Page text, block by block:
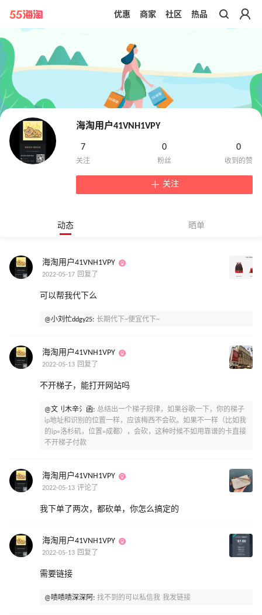
带你去官网买正品
优惠 商家 社区 热品
海淘用户41VNH1VPY
7 0 0
关注
动态 晒单
海淘用户41VNH1VPY
2022-05-17 回复了
可以帮我代下么
@小刘忙ddgy25: 长期代下~便宜代下~
海淘用户41VNH1VPY
2022-05-13 回复了
不开梯子，能打开网站吗
@文刂木辛氵函: 总结出一个梯子规律，如果谷歌一下，你的梯子
ip地址和识别的位置一样，应该梅西不会砍。如果不一样（比如我
的ip=洛杉矶，位置=成都），会砍，这种时候不如用靠谱的卡直接
不开梯子付款
海淘用户41VNH1VPY
2022-05-13 评论了
我下单了两次，都砍单，你怎么搞定的
海淘用户41VNH1VPY
2022-05-13 回复了
需要链接
@啧啧啧深深阿: 找不到的可以私信我 我发链接